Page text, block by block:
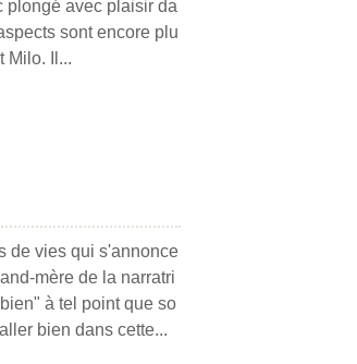
plongé avec plaisir da
sont encore plu
Milo. Il...
de vies qui s'annonce
mère de la narratri
à tel point que so
bien dans cette...